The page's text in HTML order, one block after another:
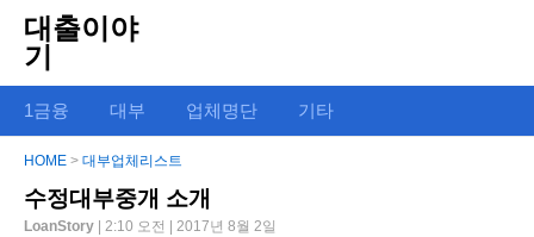
대출이야
기
1금융 대부 업체명단 기타
HOME > 대부업체리스트
수정대부중개 소개
LoanStory | 2:10 오전 | 2017년 8월 2일